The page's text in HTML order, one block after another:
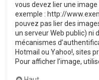
vous devez lier une
exemple : http://
pouvez pas lier des
un serveur Web public) ni
mécanismes
Hotmail ou Yahoo!, sites
Pour afficher l’image,